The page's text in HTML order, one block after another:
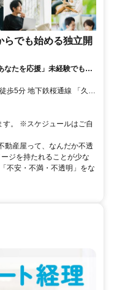
らでも始める独立開
なたを応援」未経験でも世
？
徒歩7分 地下鉄東山線
す。 ※スケジュールはご自
動産屋って、なんだか不透
ジを持たれることが少な
不安・不満・不透明」をな